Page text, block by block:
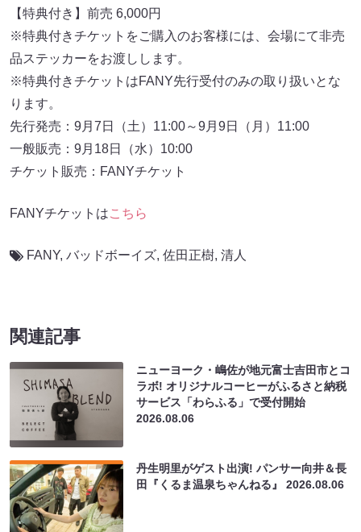
【特典付き】前売 6,000円
※特典付きチケットをご購入のお客様には、会場にて非売
品ステッカーをお渡しします。
※特典付きチケットはFANY先行受付のみの取り扱いとな
ります。
先行発売：9月7日（土）11:00～9月9日（月）11:00
一般販売：9月18日（水）10:00
チケット販売：FANYチケット
FANYチケットはこちら
FANY, バッドボーイズ, 佐田正樹, 清人
関連記事
ニューヨーク・嶋佐が地元富士吉田市とコ
ラボ! オリジナルコーヒーがふるさと納税
サービス「わらふる」で受付開始
2026.08.06
丹生明里がゲスト出演! パンサー向井＆長
田『くるま温泉ちゃんねる』2026.08.06